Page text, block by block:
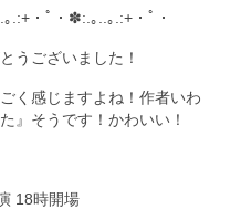
.:+・ﾟ・✽:.｡..｡.:+・ﾟ・
うございました！
く感じますよね！作者いわ
』そうです！かわいい！
18時開場